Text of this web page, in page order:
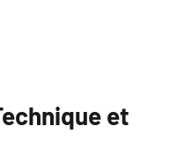
et